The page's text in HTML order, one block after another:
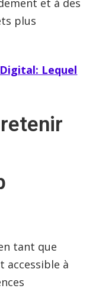
plus
Lequel
tant que
accessible à